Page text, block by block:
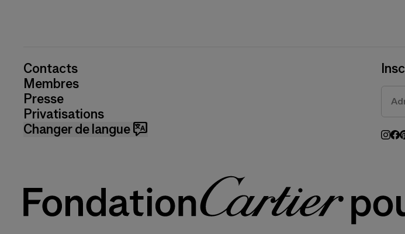
Contacts
Membres
Presse
Privatisations
Changer de langue 
de